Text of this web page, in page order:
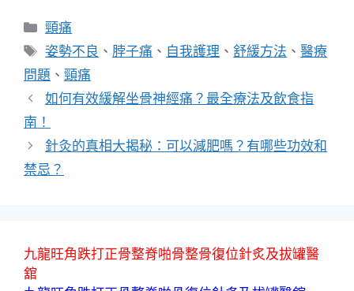
分
類
頸痛
標
籤
姿勢不良 、 脖子痛 、 自我護理 、舒緩方法 、醫療
問題 、 頸痛
如何有效緩解坐骨神經痛？最全療法及飲食指
南！
針灸的真相大揭秘：可以減肥嗎？有哪些功效和
禁忌？
九龍旺角跌打正骨整脊啪骨整骨復位針炙及拔罐醫
舘